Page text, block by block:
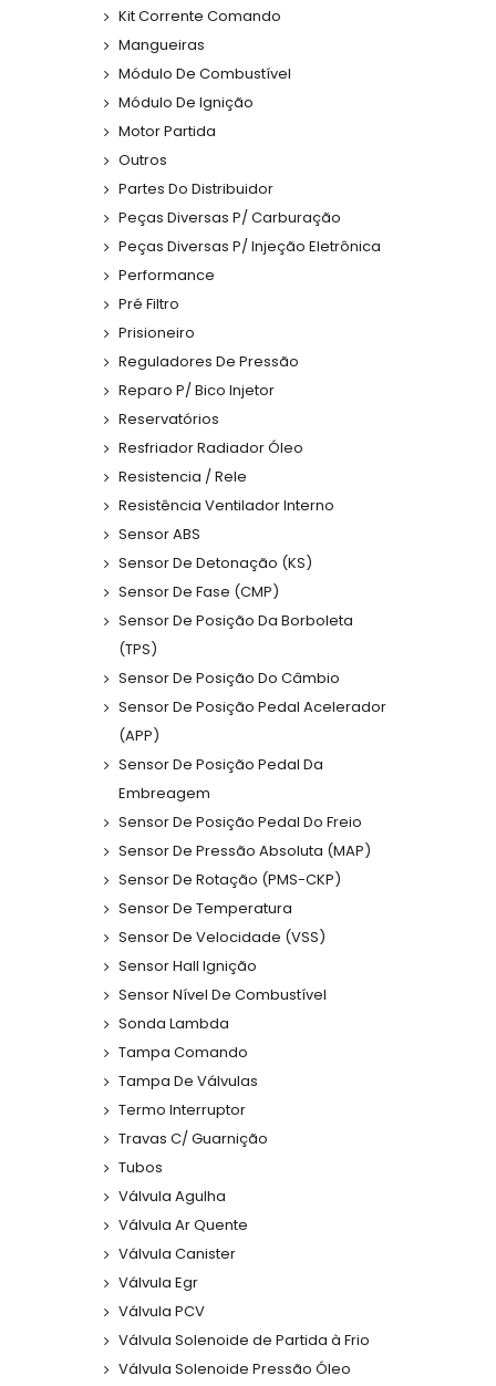
Kit Corrente Comando
Mangueiras
Módulo De Combustível
Módulo De Ignição
Motor Partida
Outros
Partes Do Distribuidor
Peças Diversas P/ Carburação
Peças Diversas P/ Injeção Eletrônica
Performance
Pré Filtro
Prisioneiro
Reguladores De Pressão
Reparo P/ Bico Injetor
Reservatórios
Resfriador Radiador Óleo
Resistencia / Rele
Resistência Ventilador Interno
Sensor ABS
Sensor De Detonação (KS)
Sensor De Fase (CMP)
Sensor De Posição Da Borboleta
(TPS)
Sensor De Posição Do Câmbio
Sensor De Posição Pedal Acelerador
(APP)
Sensor De Posição Pedal Da
Embreagem
Sensor De Posição Pedal Do Freio
Sensor De Pressão Absoluta (MAP)
Sensor De Rotação (PMS-CKP)
Sensor De Temperatura
Sensor De Velocidade (VSS)
Sensor Hall Ignição
Sensor Nível De Combustível
Sonda Lambda
Tampa Comando
Tampa De Válvulas
Termo Interruptor
Travas C/ Guarnição
Tubos
Válvula Agulha
Válvula Ar Quente
Válvula Canister
Válvula Egr
Válvula PCV
Válvula Solenoide de Partida à Frio
Válvula Solenoide Pressão Óleo